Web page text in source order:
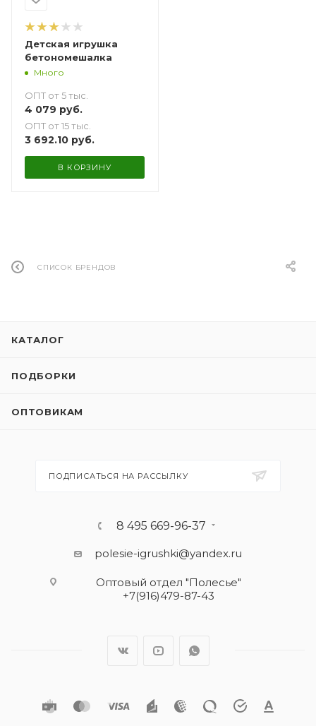
Детская игрушка
бетономешалка
Много
ОПТ от 5 тыс.
4 079 руб.
ОПТ от 15 тыс.
3 692.10 руб.
В КОРЗИНУ
СПИСОК БРЕНДОВ
КАТАЛОГ
ПОДБОРКИ
ОПТОВИКАМ
ПОДПИСАТЬСЯ НА РАССЫЛКУ
8 495 669-96-37
polesie-igrushki@yandex.ru
Оптовый отдел "Полесье"
+7(916)479-87-43